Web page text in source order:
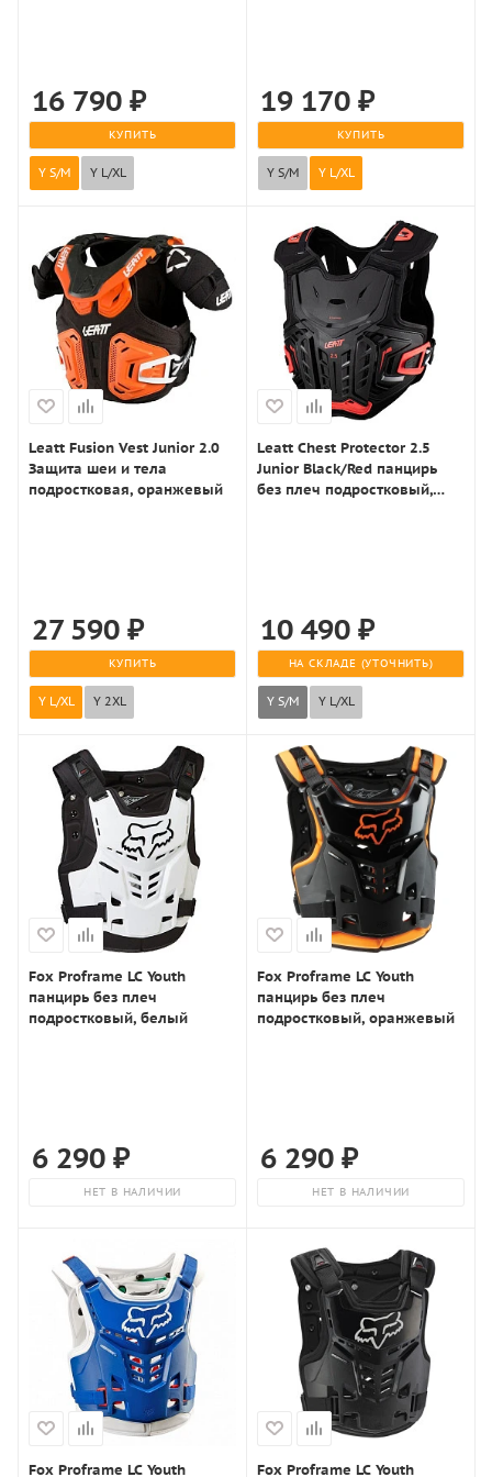
16 790 ₽
КУПИТЬ
Y S/M Y L/XL
19 170 ₽
КУПИТЬ
Y S/M Y L/XL
Leatt Fusion Vest Junior 2.0
Защита шеи и тела
подростковая, оранжевый
27 590 ₽
КУПИТЬ
Y L/XL Y 2XL
Leatt Chest Protector 2.5
Junior Black/Red панцирь
без плеч подростковый,
10 490 ₽
НА СКЛАДЕ (УТОЧНИТЬ)
Y S/M Y L/XL
Fox Proframe LC Youth
панцирь без плеч
подростковый, белый
6 290 ₽
НЕТ В НАЛИЧИИ
Fox Proframe LC Youth
панцирь без плеч
подростковый, оранжевый
6 290 ₽
НЕТ В НАЛИЧИИ
Fox Proframe LC Youth Fox Proframe LC Youth